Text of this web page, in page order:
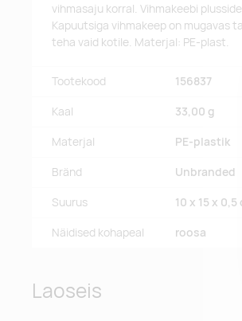
vihmasaju korral. Vihmakeebi
Kapuutsiga vihmakeep on mugavas
teha vaid kotile. Materjal: PE-plast.
Tootekood 156837
Kaal 33,00 g
Materjal PE-plastik
Bränd Unbranded
Suurus 10 x 15 x 0,5
Näidised kohapeal roosa
Laoseis